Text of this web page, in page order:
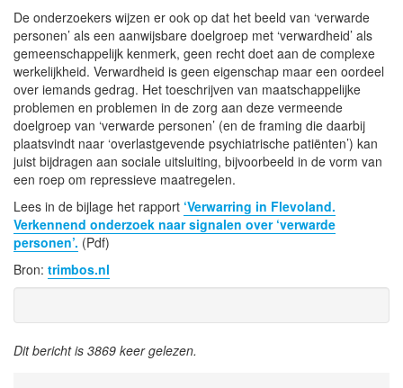
De onderzoekers wijzen er ook op dat het beeld van ‘verwarde
personen’ als een aanwijsbare doelgroep met ‘verwardheid’ als
gemeenschappelijk kenmerk, geen recht doet aan de complexe
werkelijkheid. Verwardheid is geen eigenschap maar een oordeel
over iemands gedrag. Het toeschrijven van maatschappelijke
problemen en problemen in de zorg aan deze vermeende
doelgroep van ‘verwarde personen’ (en de framing die daarbij
plaatsvindt naar ‘overlastgevende psychiatrische patiënten’) kan
juist bijdragen aan sociale uitsluiting, bijvoorbeeld in de vorm van
een roep om repressieve maatregelen.
Lees in de bijlage het rapport ‘Verwarring in Flevoland.
Verkennend onderzoek naar signalen over ‘verwarde
personen’. (Pdf)
Bron: trimbos.nl
Dit bericht is 3869 keer gelezen.